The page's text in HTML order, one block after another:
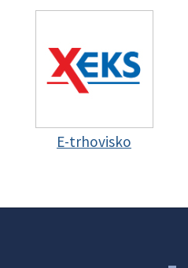
E-trhovisko